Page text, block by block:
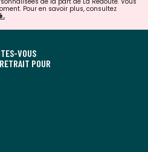
Pour en savoir plus, consultez
VOUS
POUR